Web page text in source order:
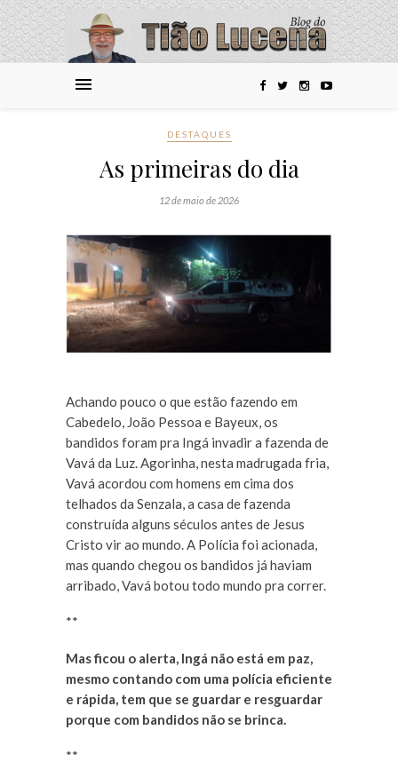
DESTAQUES
As primeiras do dia
12 de maio de 2026
Achando pouco o que estão fazendo em
Cabedelo, João Pessoa e Bayeux, os
bandidos foram pra Ingá invadir a fazenda de
Vavá da Luz. Agorinha, nesta madrugada fria,
Vavá acordou com homens em cima dos
telhados da Senzala, a casa de fazenda
construída alguns séculos antes de Jesus
Cristo vir ao mundo. A Polícia foi acionada,
mas quando chegou os bandidos já haviam
arribado, Vavá botou todo mundo pra correr.
**
Mas ficou o alerta, Ingá não está em paz,
mesmo contando com uma polícia eficiente
e rápida, tem que se guardar e resguardar
porque com bandidos não se brinca.
**